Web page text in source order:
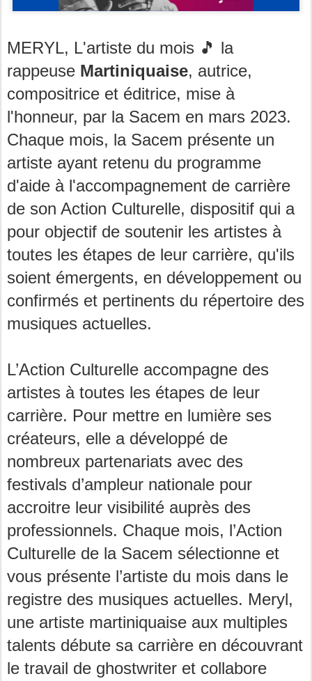
MERYL, L'artiste du mois 🎵 la
rappeuse Martiniquaise, autrice,
compositrice et éditrice, mise à
l'honneur, par la Sacem en mars 2023.
Chaque mois, la Sacem présente un
artiste ayant retenu du programme
d'aide à l'accompagnement de carrière
de son Action Culturelle, dispositif qui a
pour objectif de soutenir les artistes à
toutes les étapes de leur carrière, qu'ils
soient émergents, en développement ou
confirmés et pertinents du répertoire des
musiques actuelles.
L’Action Culturelle accompagne des
artistes à toutes les étapes de leur
carrière. Pour mettre en lumière ses
créateurs, elle a développé de
nombreux partenariats avec des
festivals d’ampleur nationale pour
accroitre leur visibilité auprès des
professionnels. Chaque mois, l’Action
Culturelle de la Sacem sélectionne et
vous présente l’artiste du mois dans le
registre des musiques actuelles. Meryl,
une artiste martiniquaise aux multiples
talents débute sa carrière en découvrant
le travail de ghostwriter et collabore